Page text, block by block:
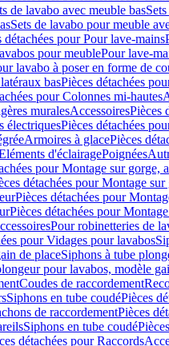
de lavabo avec meuble bas
Sets de lavabo pour meuble
détachées pour Pour lave-mains
pour meublePour lave-
lavabo à poser en forme de
basPièces détachées
pour Colonnes mi-hautes
muralesAccessoiresPièces
électriquesPièces détachées
Armoires à glacePièces
d'éclairagePoignées
pour Montage sur gorge,
détachées pour Montage
Pièces détachées pour
Pièces détachées pour
Pour robinetteries de
pour Vidages pour lavabos
de placeSiphons à tube
pour lavabos, modèle
Coudes de raccordement
Siphons en tube coudéPièces
de raccordementPièces
Siphons en tube coudé
détachées pour Raccords